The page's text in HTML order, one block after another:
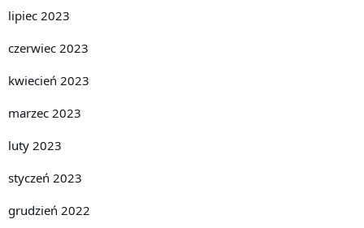
lipiec 2023
czerwiec 2023
kwiecień 2023
marzec 2023
luty 2023
styczeń 2023
grudzień 2022